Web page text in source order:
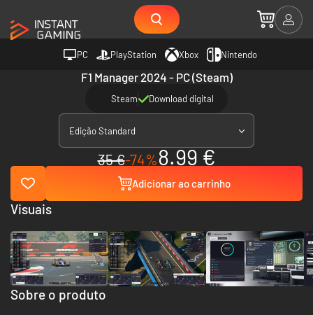
PC PlayStation Xbox Nintendo
F1 Manager 2024 - PC (Steam)
Steam Download digital
Edição Standard
35 €-74%8.99 €
Adicionar ao carrinho
Sobre o produto
Visuais